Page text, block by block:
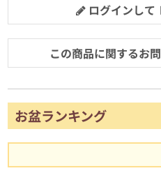
ログインして
この商品に関するお
お盆ランキング